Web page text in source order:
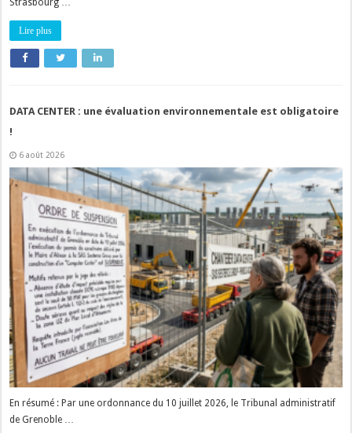
Strasbourg …
Lire plus
DATA CENTER : une évaluation environnementale est obligatoire
!
6 août 2026
En résumé : Par une ordonnance du 10 juillet 2026, le Tribunal administratif
de Grenoble …